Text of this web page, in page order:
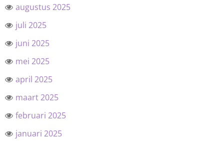
augustus 2025
juli 2025
juni 2025
mei 2025
april 2025
maart 2025
februari 2025
januari 2025